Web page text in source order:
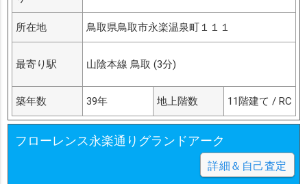
所在地 鳥取県鳥取市永楽温泉町１１１
最寄り駅 山陰本線 鳥取 (3分)
築年数 39年 地上階数 11階建て / RC
フローレンス永楽通りグランドアーク
詳細＆自己査定